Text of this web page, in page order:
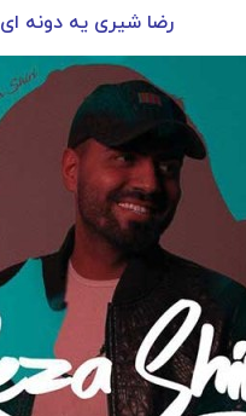
رضا شیری یه دونه ای